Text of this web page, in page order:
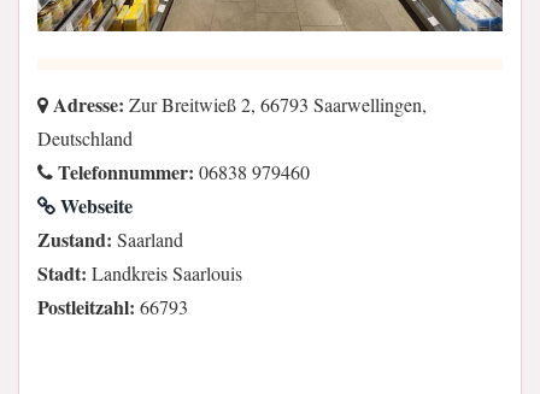
Adresse: Zur Breitwieß 2, 66793 Saarwellingen,
Deutschland
Telefonnummer: 06838 979460
Webseite
Zustand: Saarland
Stadt: Landkreis Saarlouis
Postleitzahl: 66793